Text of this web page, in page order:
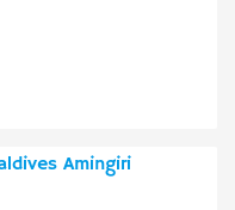
Amingiri